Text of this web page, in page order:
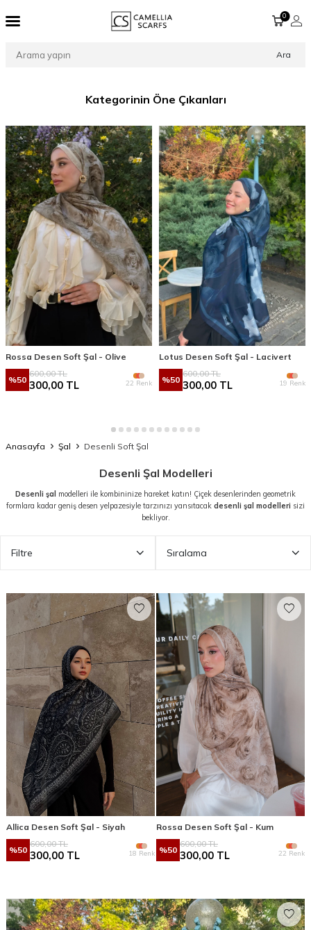
Ara
0
Kategorinin Öne Çıkanları
Rossa Desen Soft Şal - Olive
%50
600,00TL
300,00 TL 22 Renk
Lotus Desen Soft Şal - Lacivert
%50
600,00TL
300,00 TL 19 Renk
Anasayfa Şal Desenli Soft Şal
Desenli Şal Modelleri
Desenli şal modelleri ile kombininize hareket katın! Çiçek desenlerinden geometrik
formlara kadar geniş desen yelpazesiyle tarzınızı yansıtacak desenli şal modelleri sizi
bekliyor.
Filtre Sıralama
Allica Desen Soft Şal - Siyah
%50
600,00TL
300,00 TL 18 Renk
Rossa Desen Soft Şal - Kum
%50
600,00TL
300,00 TL 22 Renk